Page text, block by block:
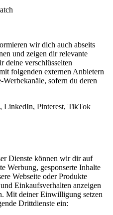
wir dich auch abseits
und zeigen dir relevante
deine verschlüsselten
folgenden externen Anbietern
sofern du deren
LinkedIn, Pinterest, TikTok
Dienste können wir dir auf
Werbung, gesponserte Inhalte
Webseite oder Produkte
Einkaufsverhalten anzeigen
Mit deiner Einwilligung setzen
Drittdienste ein: